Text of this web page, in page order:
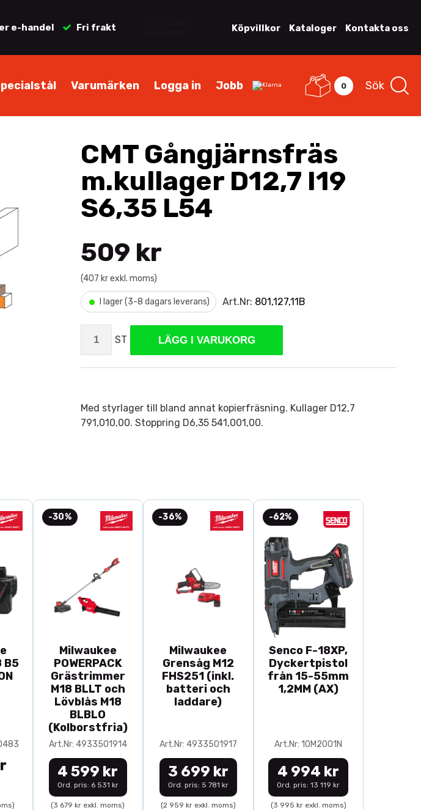
e-handel Fri frakt Köpvillkor Kataloger Kontakta oss
Varumärken Logga in Jobb 0 Sök
CMT Gångjärnsfräs
m.kullager D12,7 I19
S6,35 L54
509 kr
(407 kr exkl. moms)
• I lager (3-8 dagars leverans) Art.Nr: 801,127,11B
ST LÄGG I VARUKORG
Med styrlager till bland annat kopierfräsning. Kullager D12,7
791,010,00. Stoppring D6,35 541,001,00.
B5
-30%
Milwaukee
POWERPACK
Grästrimmer
M18 BLLT och
Lövblås M18
BLBLO
(Kolborstfria)
Art.Nr: 4933501914
4 599 kr
Ord. pris: 6 531 kr
(3 679 kr exkl. moms)
-36%
Milwaukee
Grensåg M12
FHS251 (inkl.
batteri och
laddare)
Art.Nr: 4933501917
3 699 kr
Ord. pris: 5 781 kr
(2 959 kr exkl. moms)
-62%
Senco F-18XP,
Dyckertpistol
från 15-55mm
1,2MM (AX)
Art.Nr: 10M2001N
4 994 kr
Ord. pris: 13 119 kr
(3 995 kr exkl. moms)